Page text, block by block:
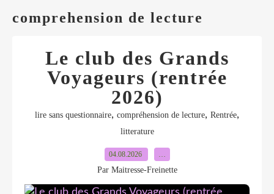
comprehension de lecture
Le club des Grands
Voyageurs (rentrée
2026)
lire sans questionnaire, compréhension de lecture, Rentrée,
litterature
04.08.2026 …
Par Maitresse-Freinette